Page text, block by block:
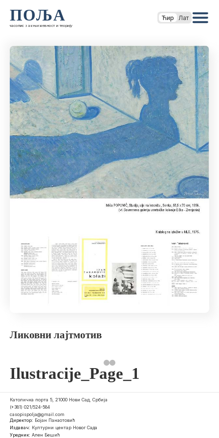
ПОЉА
часопис за књижевност и теорију
Ћир Лат
Ликовни лајтмотив
Ilustracije_Page_1
Католичка порта 5, 21000 Нови Сад, Србија
(+381) 021/524-584
casopispolja@gmail.com
Директор: Бојан Панаотовић
Издавач: Културни центар Новог Сада
Уредник: Ален Бешић